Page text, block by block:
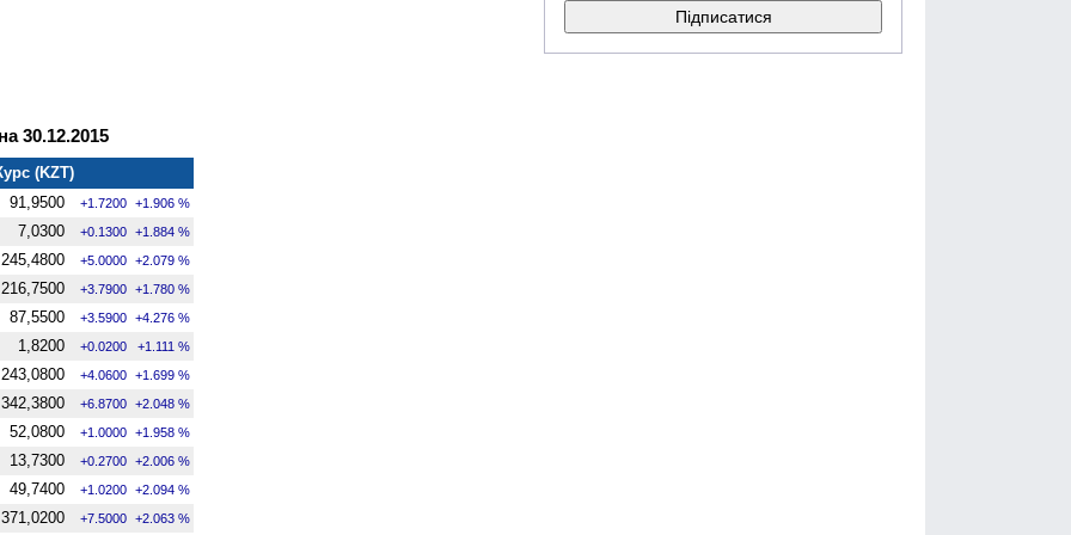
30.12.2015
(KZT)
91,9500
+1.7200 +1.906 %
7,0300 +0.1300 +1.884 %
245,4800 +5.0000 +2.079 %
216,7500 +3.7900 +1.780 %
87,5500 +3.5900 +4.276 %
1,8200 +0.0200 +1.111 %
243,0800 +4.0600 +1.699 %
342,3800 +6.8700 +2.048 %
52,0800 +1.0000 +1.958 %
13,7300 +0.2700 +2.006 %
49,7400 +1.0200 +2.094 %
371,0200 +7.5000 +2.063 %